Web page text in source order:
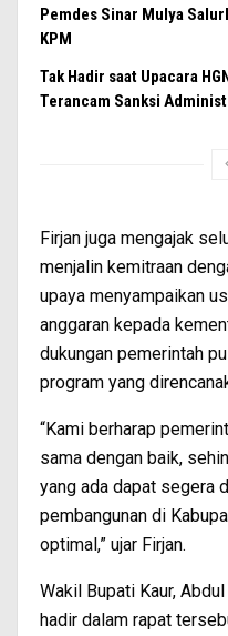
Pemdes Sinar Mulya
KPM
Tak Hadir saat Upacara
Terancam Sanksi
Firjan juga mengajak
menjalin kemitraan
upaya menyampaikan
anggaran kepada
dukungan pemerintah
program yang
“Kami berharap
sama dengan baik,
yang ada dapat segera
pembangunan di
optimal,” ujar Firjan.
Wakil Bupati Kaur,
hadir dalam rapat